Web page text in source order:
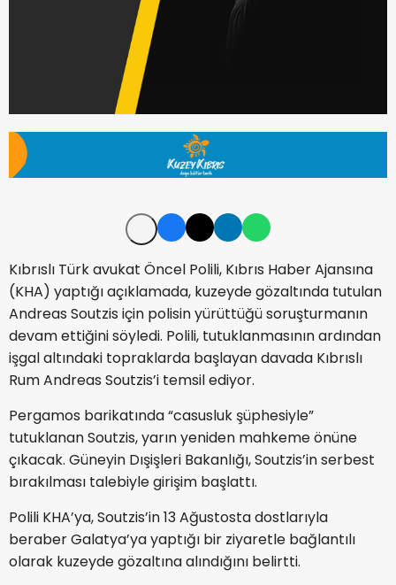
Kıbrıslı Türk avukat Öncel Polili, Kıbrıs Haber Ajansına
(KHA) yaptığı açıklamada, kuzeyde gözaltında tutulan
Andreas Soutzis için polisin yürüttüğü soruşturmanın
devam ettiğini söyledi. Polili, tutuklanmasının ardından
işgal altındaki topraklarda başlayan davada Kıbrıslı
Rum Andreas Soutzis’i temsil ediyor.
Pergamos barikatında “casusluk şüphesiyle”
tutuklanan Soutzis, yarın yeniden mahkeme önüne
çıkacak. Güneyin Dışişleri Bakanlığı, Soutzis’in serbest
bırakılması talebiyle girişim başlattı.
Polili KHA’ya, Soutzis’in 13 Ağustosta dostlarıyla
beraber Galatya’ya yaptığı bir ziyaretle bağlantılı
olarak kuzeyde gözaltına alındığını belirtti.